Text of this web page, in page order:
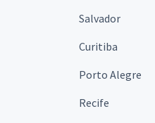
Salvador
Curitiba
Porto Alegre
Recife